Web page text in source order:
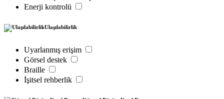
Enerji kontrolü
Ulaşılabilirlik
Uyarlanmış erişim
Görsel destek
Braille
İşitsel rehberlik